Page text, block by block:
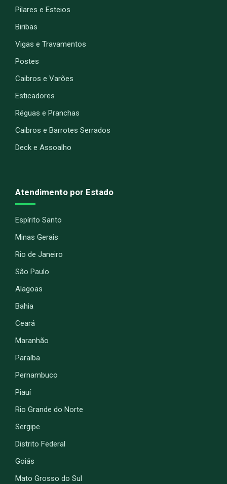
Pilares e Esteios
Biribas
Vigas e Travamentos
Postes
Caibros e Varões
Esticadores
Réguas e Pranchas
Caibros e Barrotes Serrados
Deck e Assoalho
Atendimento por Estado
Espírito Santo
Minas Gerais
Rio de Janeiro
São Paulo
Alagoas
Bahia
Ceará
Maranhão
Paraíba
Pernambuco
Piauí
Rio Grande do Norte
Sergipe
Distrito Federal
Goiás
Mato Grosso do Sul